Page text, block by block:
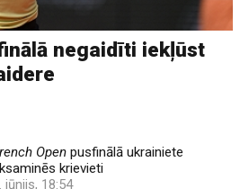
negaidīti iekļūst
Open pusfinālā ukrainiete
krievieti
jūnijs, 18:54